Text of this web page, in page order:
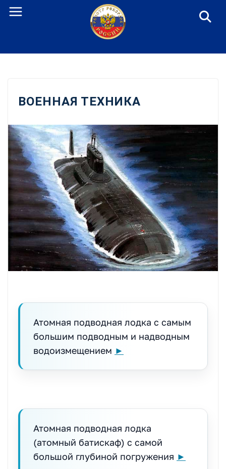
Перейти
ВОЕННАЯ ТЕХНИКА
Атомная подводная лодка с самым
большим подводным и надводным
водоизмещением ►
Атомная подводная лодка
(атомный батискаф) с самой
большой глубиной погружения ►